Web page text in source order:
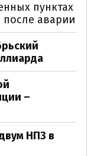
пунктах
аварии
–
НПЗ в